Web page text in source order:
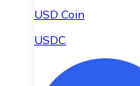
USD Coin
USDC